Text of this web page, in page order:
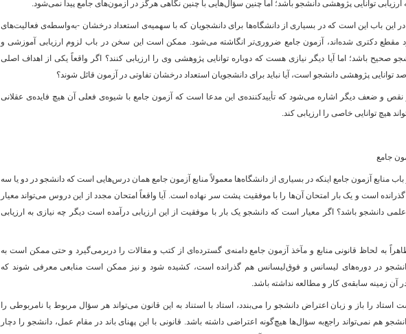
توانایی پژوهشی دانشجو باشد؛ اما چنین سؤال‌هایی با چنین نگاهی هرگز در آزمون‌های جامع پیدا نمی‌شود.
این باب این است که در بسیاری از دانشگاه‌ها برای دانشجویان که با سهمیه‌ی استعداد درخشان -به‌واسطه‌ی فعالیت‌های
مقطع دکتری شده‌اند، آزمون جامع ضروری‌تر انگاشته می‌شود. ممکن است این سخن در باب لزوم ارزیابی آموزشی و
صحیح باشد؛ اما آیا دیگر نیازی هست که دوباره توانایی پژوهشی وی را ارزیابی کنند؟ اگر واقعاً یکی از اهداف اصلی
توانایی پژوهشی دانشجو است، آیا نباید برای دانشجویان استعداد درخشان تفاوتی در آزمون قائل شوند؟
نقص و ضعف دیگر اشاره می‌شود که تأییدکننده‌ی این مدعا است که آزمون جامع با شیوه‌ی فعلی آن هیچ فایده‌ی عقلانی
هیچ توانایی خاصی را ارزیابی کند.
جامع
منابع آزمون جامع اینکه در بسیاری از دانشگاه‌ها معمولاً منابع آزمون جامع همان درس‌هایی است که دانشجو در دو یا سه
است و یک بار امتحان آن‌ها را با موفقیت پشت سر نهاده است. آیا واقعاً امتحان مجدد از این دروس می‌تواند معیار
علمی دانشجو باشد؟ اگر معیار است که دانشجو یک بار با موفقیت از این ارزیابی درآمده است دیگر چه نیازی به ارزیابی
به لحاظ قانونی منابع و مآخذ آزمون جامع دامنه‌ی گسترده‌ای از کتب و مقالات را دربرمی‌گیرد و حتی ممکن است به
در دوره‌های لیسانس و فوق‌لیسانس هم گذرانده است، کشیده شود و نیز ممکن است منابعی معرفی شوند که
آن زمینه سابقه‌ی کار و مطالعه نداشته باشد.
استاد را باز و زبان اعتراض دانشجو را می‌بندد، استاد با استناد به این قانون می‌تواند هر سؤال مربوط یا نامربوطی را
هم نمی‌تواند راجع‌به سؤال‌ها هیچ‌گونه اعتراضی داشته باشد. قانونی با این پهنای باند در مقام عمل، دانشجو را دچار